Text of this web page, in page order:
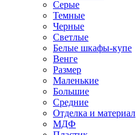
Серые
Темные
Черные
Светлые
Белые шкафы-купе
Венге
Размер
Маленькие
Большие
Средние
Отделка и материал
МДФ